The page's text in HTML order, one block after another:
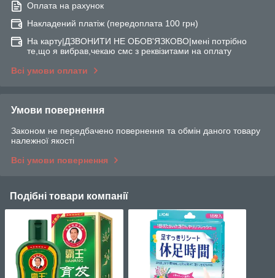
Оплата на рахунок
Накладений платіж (передоплата 100 грн)
На карту|ДЗВОНИТИ НЕ ОБОВ'ЯЗКОВО|мені потрібно
те,що я вибрав,чекаю смс з реквізитами на оплату
Всі умови оплати
Умови повернення
Законом не передбачено повернення та обмін даного товару
належної якості
Всі умови повернення
Подібні товари компанії